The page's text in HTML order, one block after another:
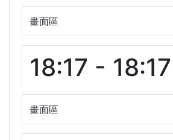
畫面區
18:17 - 18:17
畫面區